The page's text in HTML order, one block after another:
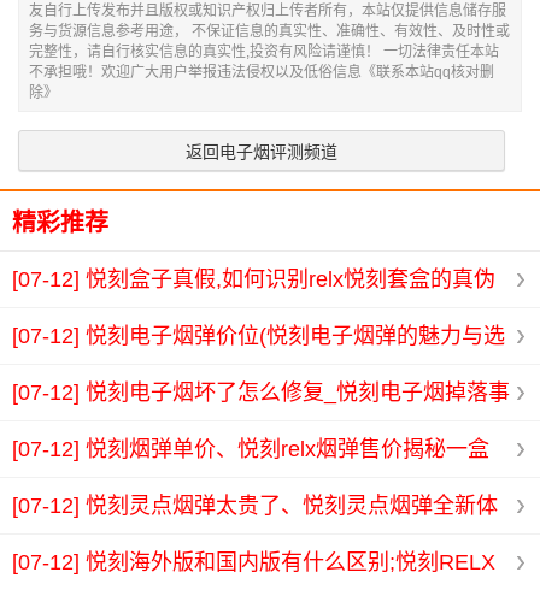
友自行上传发布并且版权或知识产权归上传者所有，本站仅提供信息储存服
务与货源信息参考用途， 不保证信息的真实性、准确性、有效性、及时性或
完整性，请自行核实信息的真实性,投资有风险请谨慎！ 一切法律责任本站
不承担哦！欢迎广大用户举报违法侵权以及低俗信息《联系本站qq核对删
除》
返回电子烟评测频道
精彩推荐
[07-12] 悦刻盒子真假,如何识别relx悦刻套盒的真伪
技巧与方法分享
[07-12] 悦刻电子烟弹价位(悦刻电子烟弹的魅力与选
择指南让你轻松找到心仪口味)
[07-12] 悦刻电子烟坏了怎么修复_悦刻电子烟掉落事
故频发 用户应如何有效防护与应对
[07-12] 悦刻烟弹单价、悦刻relx烟弹售价揭秘一盒
多少钱让你轻松了解价格内幕
[07-12] 悦刻灵点烟弹太贵了、悦刻灵点烟弹全新体
验释放你的个性与风格尽享无烟生活乐趣
[07-12] 悦刻海外版和国内版有什么区别;悦刻RELX